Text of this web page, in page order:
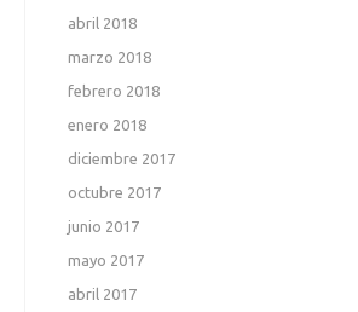
abril 2018
marzo 2018
febrero 2018
enero 2018
diciembre 2017
octubre 2017
junio 2017
mayo 2017
abril 2017